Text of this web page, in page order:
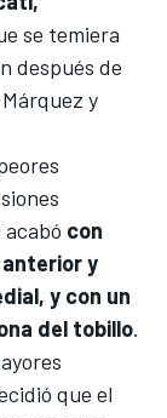
se temiera
después de
y
acabó con
y
y con un
del tobillo.
que el